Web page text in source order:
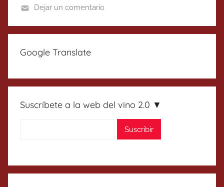
Dejar un comentario
Google Translate
Suscríbete a la web del vino 2.0 ▼